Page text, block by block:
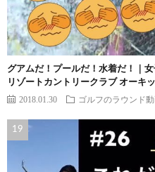
グアムだ！プールだ！水着だ！｜
リゾートカントリークラブ オーキ
2018.01.30 ゴルフのラウンド